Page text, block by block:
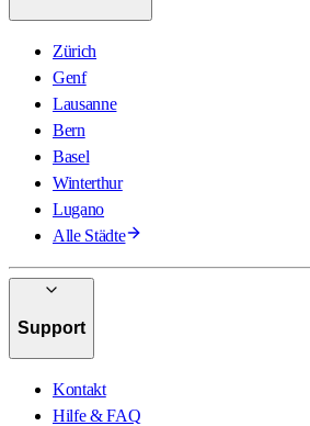
Zürich
Genf
Lausanne
Bern
Basel
Winterthur
Lugano
Alle Städte
Support
Kontakt
Hilfe & FAQ